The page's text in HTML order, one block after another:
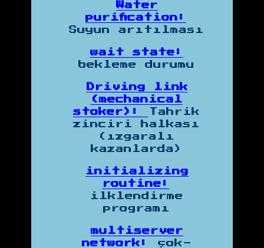
Water
purification:
Suyun arıtılması
wait state:
bekleme durumu
Driving link
(mechanical
stoker):
Tahrik
zinciri halkası
(ızgaralı
kazanlarda)
initializing
routine:
ilklendirme
programı
multiserver
network:
çok-